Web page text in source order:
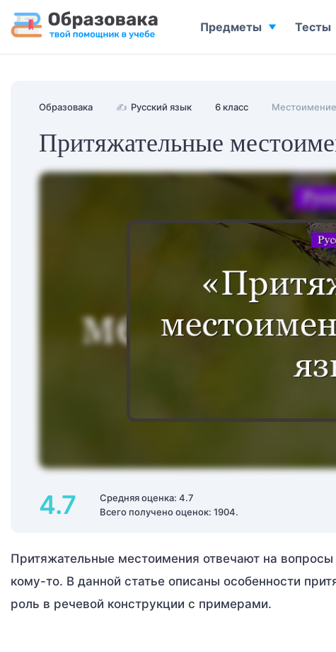
Образовака ✍ Русский язык 6 класс Местоимение
Притяжательные
4.7
Средняя оценка: 4.7
Всего получено оценок: 1904.
Притяжательные местоимения отвечают на
кому-то. В данной статье описаны особенности
роль в речевой конструкции с примерами.
Предметы Тесты